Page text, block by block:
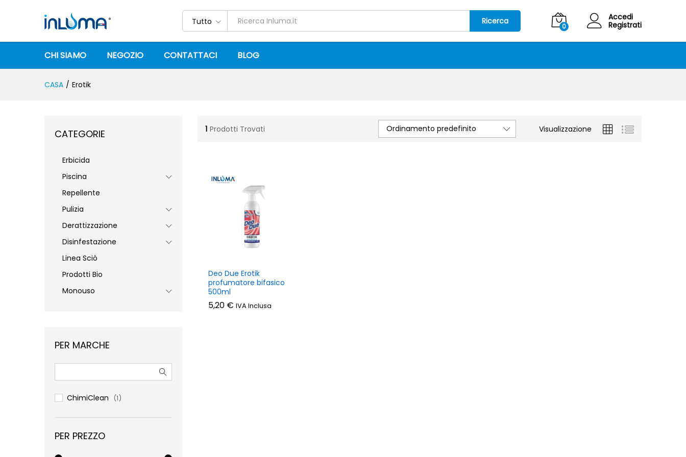
Tutto Ricerca
0
Accedi
Registrati
CHI SIAMO NEGOZIO CONTATTACI BLOG
CASA / Erotik
1 Prodotti Trovati Visualizzazione
Ordinamento predefinito
Deo Due Erotik
profumatore bifasico
500ml
5,20 € IVA Inclusa
5,20 €
CATEGORIE
Erbicida
Piscina
Repellente
Pulizia
Derattizzazione
Disinfestazione
Linea Sciò
Prodotti Bio
Monouso
PER MARCHE
ChimiClean (1)
PER PREZZO